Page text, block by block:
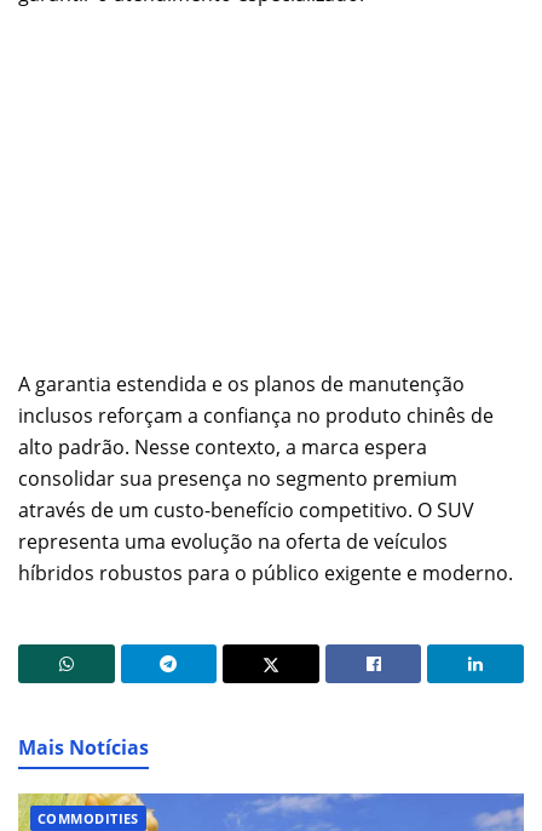
A garantia estendida e os planos de manutenção
inclusos reforçam a confiança no produto chinês de
alto padrão. Nesse contexto, a marca espera
consolidar sua presença no segmento premium
através de um custo-benefício competitivo. O SUV
representa uma evolução na oferta de veículos
híbridos robustos para o público exigente e moderno.
Mais Notícias
COMMODITIES